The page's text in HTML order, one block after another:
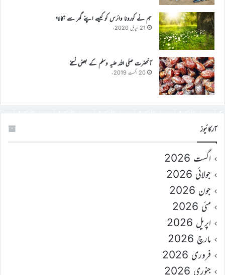
ہم نے کورونا وائرس کو کیسے اپنے گھر سے نکالا؟
21 اپریل 2020ء
آنحضرت صلی اللہ علیہ وسلم کے بعض نسخے
20 اگست 2019ء
آرکائیوز
اگست 2026
جولائی 2026
جون 2026
مئی 2026
اپریل 2026
مارچ 2026
فروری 2026
جنوری 2026